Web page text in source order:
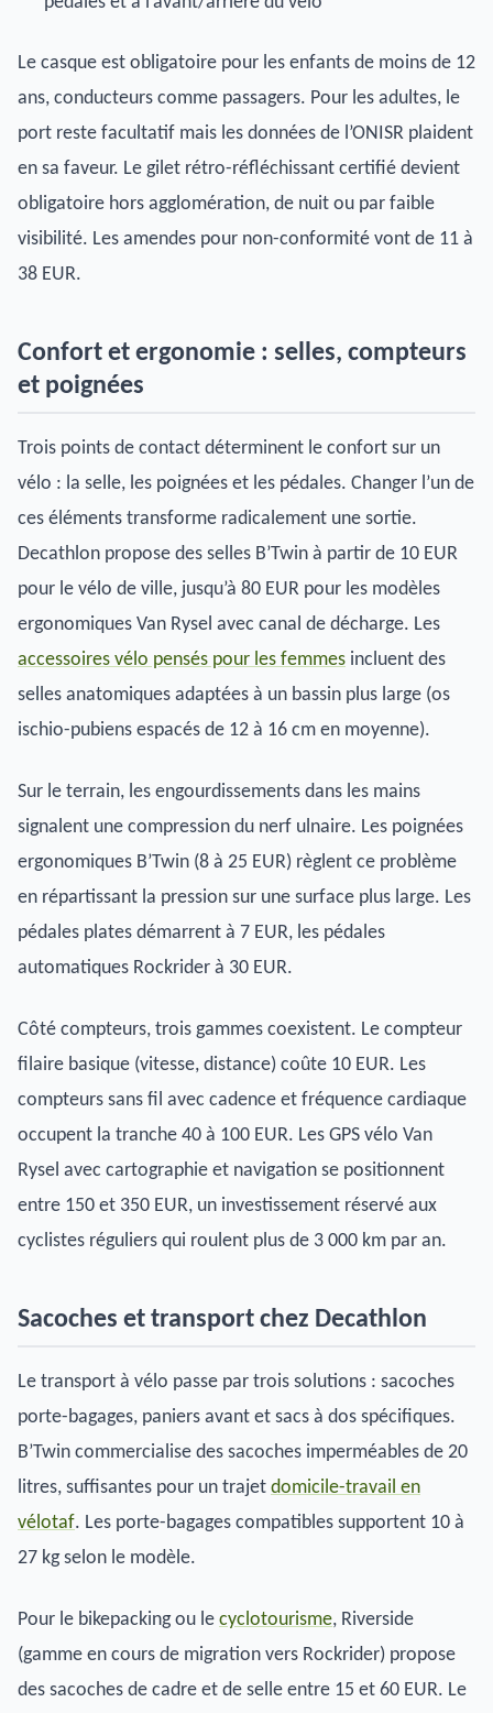
Le casque est obligatoire pour les enfants de moins de 12
ans, conducteurs comme passagers. Pour les adultes, le
port reste facultatif mais les données de l’ONISR plaident
en sa faveur. Le gilet rétro-réfléchissant certifié devient
obligatoire hors agglomération, de nuit ou par faible
visibilité. Les amendes pour non-conformité vont de 11 à
38 EUR.
Confort et ergonomie : selles, compteurs
et poignées
Trois points de contact déterminent le confort sur un
vélo : la selle, les poignées et les pédales. Changer l’un de
ces éléments transforme radicalement une sortie.
Decathlon propose des selles B’Twin à partir de 10 EUR
pour le vélo de ville, jusqu’à 80 EUR pour les modèles
ergonomiques Van Rysel avec canal de décharge. Les
accessoires vélo pensés pour les femmes incluent des
selles anatomiques adaptées à un bassin plus large (os
ischio-pubiens espacés de 12 à 16 cm en moyenne).
Sur le terrain, les engourdissements dans les mains
signalent une compression du nerf ulnaire. Les poignées
ergonomiques B’Twin (8 à 25 EUR) règlent ce problème
en répartissant la pression sur une surface plus large. Les
pédales plates démarrent à 7 EUR, les pédales
automatiques Rockrider à 30 EUR.
Côté compteurs, trois gammes coexistent. Le compteur
filaire basique (vitesse, distance) coûte 10 EUR. Les
compteurs sans fil avec cadence et fréquence cardiaque
occupent la tranche 40 à 100 EUR. Les GPS vélo Van
Rysel avec cartographie et navigation se positionnent
entre 150 et 350 EUR, un investissement réservé aux
cyclistes réguliers qui roulent plus de 3 000 km par an.
Sacoches et transport chez Decathlon
Le transport à vélo passe par trois solutions : sacoches
porte-bagages, paniers avant et sacs à dos spécifiques.
B’Twin commercialise des sacoches imperméables de 20
litres, suffisantes pour un trajet domicile-travail en
vélotaf. Les porte-bagages compatibles supportent 10 à
27 kg selon le modèle.
Pour le bikepacking ou le cyclotourisme, Riverside
(gamme en cours de migration vers Rockrider) propose
des sacoches de cadre et de selle entre 15 et 60 EUR. Le